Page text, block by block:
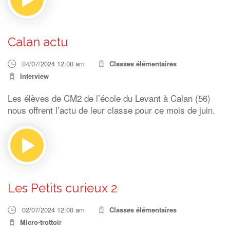
Calan actu
04/07/2024 12:00 am
Classes élémentaires
Interview
Les élèves de CM2 de l’école du Levant à Calan (56)
nous offrent l’actu de leur classe pour ce mois de juin.
Les Petits curieux 2
02/07/2024 12:00 am
Classes élémentaires
Micro-trottoir